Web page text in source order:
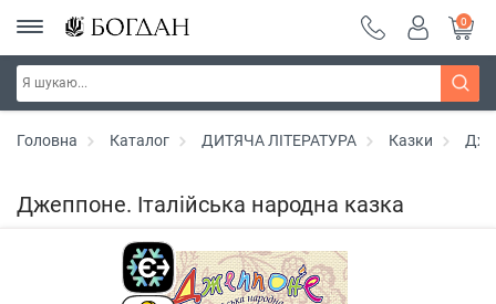
0
Головна Каталог ДИТЯЧА ЛІТЕРАТУРА Казки
Джеппоне. Італійська народна казка